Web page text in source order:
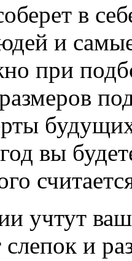
в
и
при
вы
учтут
слепок и